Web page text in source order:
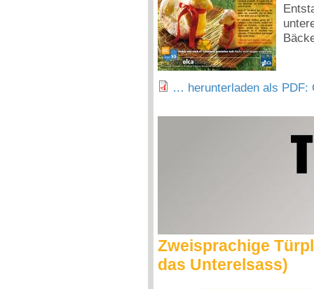
… herunterladen als PDF:
Zweisprachige
das Unterelsass)